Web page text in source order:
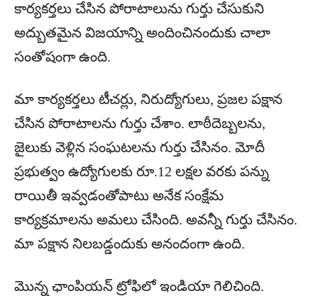
కార్యకర్తలు చేసిన పోరాటాలును గుర్తు చేసుకుని
అద్బుతమైన విజయాన్ని అందించినందుకు చాలా
సంతోషంగా ఉంది.
మా కార్యకర్తలు టీచర్లు, నిరుద్యోగులు, ప్రజల పక్షాన
చేసిన పోరాటాలను గుర్తు చేశాం. లాఠీదెబ్బలను,
జైలుకు వెళ్లిన సంఘటలను గుర్తు చేసినం. మోదీ
ప్రభుత్వం ఉద్యోగులకు రూ.12 లక్షల వరకు పన్ను
రాయితీ ఇవ్వడంతోపాటు అనేక సంక్షేమ
కార్యక్రమాలను అమలు చేసింది. అవన్నీ గుర్తు చేసినం.
మా పక్షాన నిలబడ్డందుకు అనందంగా ఉంది.
మొన్న ఛాంపియన్ ట్రోఫిలో ఇండియా గెలిచింది.